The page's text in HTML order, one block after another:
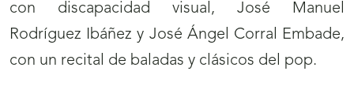
con discapacidad visual, José Manuel
Rodríguez Ibáñez y José Ángel Corral Embade,
con un recital de baladas y clásicos del pop.